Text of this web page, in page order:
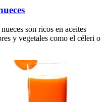
son ricos en aceites
y vegetales como el céleri o